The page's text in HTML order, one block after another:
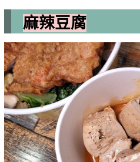
麻辣豆腐